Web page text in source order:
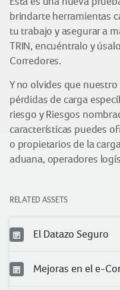
brindarte herramientas
tu trabajo y asegurar a
TRIN, encuéntralo y
Corredores.
Y no olvides que
pérdidas de carga
riesgo y Riesgos
características puedes
o propietarios de la
aduana, operadores
RELATED ASSETS
El Datazo Seguro
Mejoras en el e-